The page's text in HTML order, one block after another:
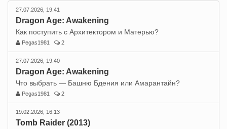
27.07.2026, 19:41
Dragon Age: Awakening
Как поступить с Архитектором и Матерью?
Pegas1981 2
27.07.2026, 19:40
Dragon Age: Awakening
Что выбрать — Башню Бдения или Амарантайн?
Pegas1981 2
19.02.2026, 16:13
Tomb Raider (2013)